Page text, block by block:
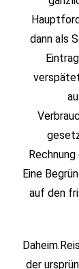
dann als
Eine
auf den
der